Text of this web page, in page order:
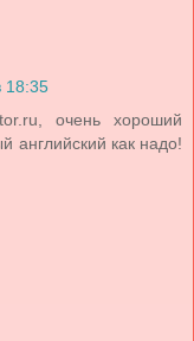
18:35
очень хороший
английский как надо!